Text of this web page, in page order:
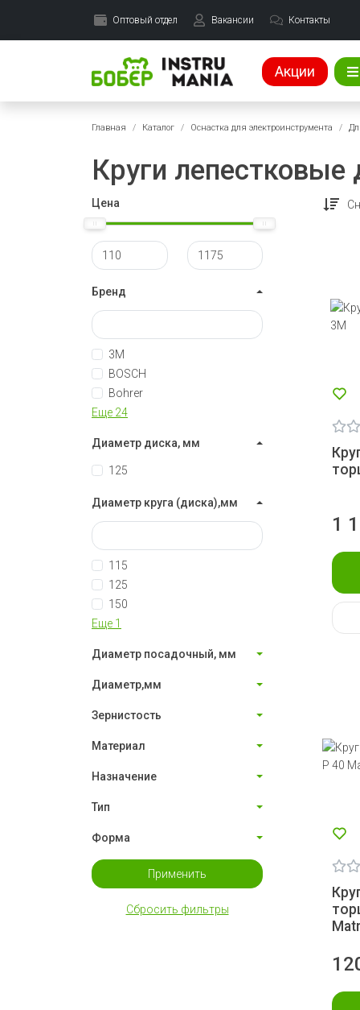
Оптовый отдел Вакансии Контакты
Акции
Главная Каталог Оснастка для электроинструмента
Круги
Цена
Бренд
3M
BOSCH
Bohrer
Еще 24
Диаметр диска, мм
125
Диаметр круга (диска),мм
115
125
150
Еще 1
Диаметр посадочный, мм
Диаметр,мм
Зернистость
Материал
Назначение
Тип
Форма
Применить
Сбросить фильтры
1